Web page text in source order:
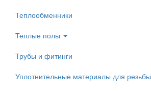
Теплообменники
Теплые полы
Трубы и фитинги
Уплотнительные материалы для резьбы